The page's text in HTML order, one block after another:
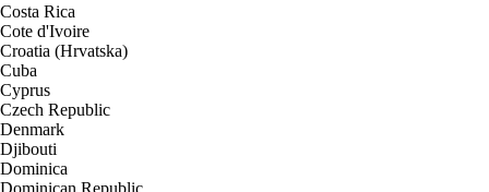
Costa Rica
Cote d'Ivoire
Croatia (Hrvatska)
Cuba
Cyprus
Czech Republic
Denmark
Djibouti
Dominica